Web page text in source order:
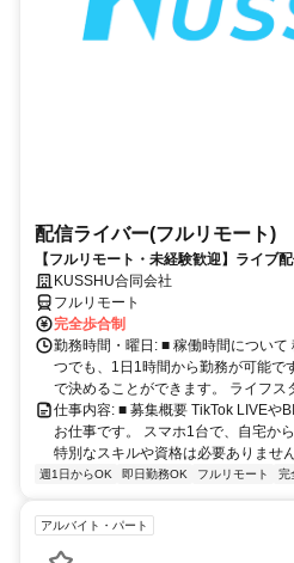
配信ライバー(フルリモート)
【フルリモート・未経験歓迎】ライブ
KUSSHU合同会社
フルリモート
完全歩合制
勤務時間・曜日: ■ 稼働時間につい
つでも、1日1時間から勤務が可能で
で決めることができます。 ライフス
仕事内容: ■ 募集概要 TikTok LIVEや
お仕事です。 スマホ1台で、自宅か
特別なスキルや資格は必要ありませ
週1日からOK 即日勤務OK フルリモート 完
アルバイト・パート